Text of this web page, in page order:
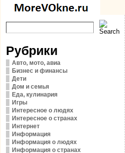
Рубрики
Авто, мото, авиа
Бизнес и финансы
Дети
Дом и семья
Еда, кулинария
Игры
Интересное о людях
Интересное о странах
Интернет
Информация
Информация о людях
Информация о странах